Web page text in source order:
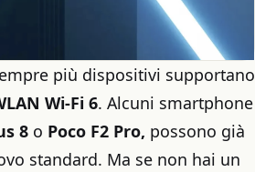
più dispositivi supportano
Wi-Fi 6. Alcuni smartphone
8 o Poco F2 Pro, possono già
standard. Ma se non hai un